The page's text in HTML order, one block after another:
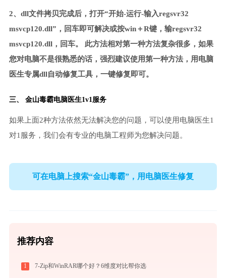
2、dll文件拷贝完成后，打开“开始-运行-输入regsvr32
msvcp120.dll”，回车即可解决或按win＋R键，输regsvr32
msvcp120.dll，回车。 此方法相对第一种方法复杂很多，如果
您对电脑不是很熟悉的话，强烈建议使用第一种方法，用电脑
医生专属dll自动修复工具，一键修复即可。
三、 金山毒霸电脑医生1v1服务
如果上面2种方法依然无法解决您的问题，可以使用电脑医生1
对1服务，我们会有专业的电脑工程师为您解决问题。
可在电脑上搜索“金山毒霸”，用电脑医生修复
推荐内容
1 7-Zip和WinRAR哪个好？6维度对比帮你选